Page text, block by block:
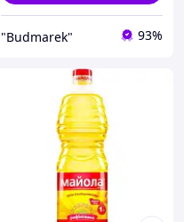
"Budmarek" 93%